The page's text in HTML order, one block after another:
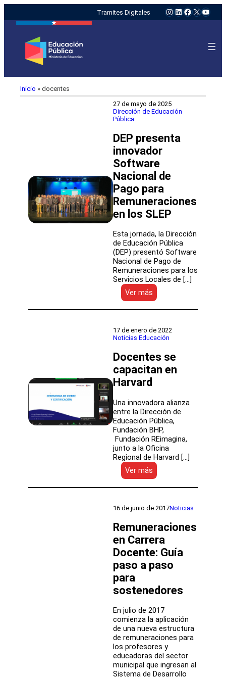
Tramites Digitales Instagram
LinkedIn
Facebook
X
Inicio » docentes
27 de mayo de 2025
Dirección de Educación
Pública
DEP presenta
innovador
Software
Nacional de
Pago para
Remuneraciones
en los SLEP
Esta jornada, la Dirección
de Educación Pública
(DEP) presentó Software
Nacional de Pago de
Remuneraciones para los
Servicios Locales de […]
Ver más
DEP
presenta
Software
Nacional
Pago
Remuneraciones
SLEP
17 de enero de 2022
Noticias Educación
Docentes se
capacitan en
Harvard
Una innovadora alianza
entre la Dirección de
Educación Pública,
Fundación BHP,
Fundación REimagina,
junto a la Oficina
Regional de Harvard […]
Ver más
Docentes
se
en
16 de junio de 2017Noticias
Remuneraciones
en Carrera
Docente: Guía
paso a paso
para
sostenedores
En julio de 2017
comienza la aplicación
de una nueva estructura
de remuneraciones para
los profesores y
educadoras del sector
municipal que ingresan al
Sistema de Desarrollo